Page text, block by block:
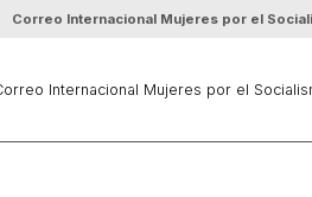
Correo Internacional Mujeres por el
Internacional Mujeres por el